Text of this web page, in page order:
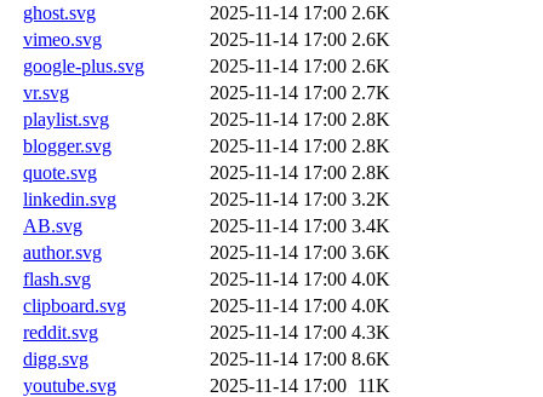
ghost.svg
2025-11-14 17:00 2.6K
vimeo.svg
2025-11-14 17:00 2.6K
google-plus.svg
2025-11-14 17:00 2.6K
vr.svg
2025-11-14 17:00 2.7K
playlist.svg
2025-11-14 17:00 2.8K
blogger.svg
2025-11-14 17:00 2.8K
quote.svg
2025-11-14 17:00 2.8K
linkedin.svg
2025-11-14 17:00 3.2K
AB.svg
2025-11-14 17:00 3.4K
author.svg
2025-11-14 17:00 3.6K
flash.svg
2025-11-14 17:00 4.0K
clipboard.svg
2025-11-14 17:00 4.0K
reddit.svg
2025-11-14 17:00 4.3K
digg.svg
2025-11-14 17:00 8.6K
youtube.svg
2025-11-14 17:00 11K